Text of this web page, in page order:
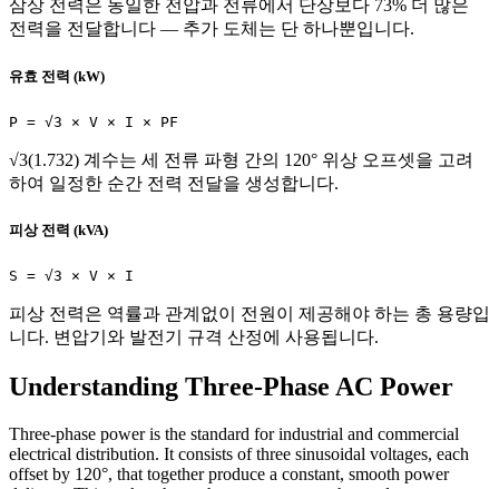
삼상 전력은 동일한 전압과 전류에서 단상보다 73% 더 많은
전력을 전달합니다 — 추가 도체는 단 하나뿐입니다.
유효 전력 (kW)
P = √3 × V × I × PF
√3(1.732) 계수는 세 전류 파형 간의 120° 위상 오프셋을 고려
하여 일정한 순간 전력 전달을 생성합니다.
피상 전력 (kVA)
S = √3 × V × I
피상 전력은 역률과 관계없이 전원이 제공해야 하는 총 용량입
니다. 변압기와 발전기 규격 산정에 사용됩니다.
Understanding Three-Phase AC Power
Three-phase power is the standard for industrial and commercial
electrical distribution. It consists of three sinusoidal voltages, each
offset by 120°, that together produce a constant, smooth power